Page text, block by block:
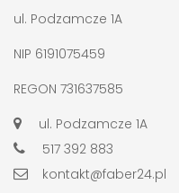
ul. Podzamcze 1A
NIP 6191075459
REGON 731637585
ul. Podzamcze 1A
517 392 883
kontakt@faber24.pl